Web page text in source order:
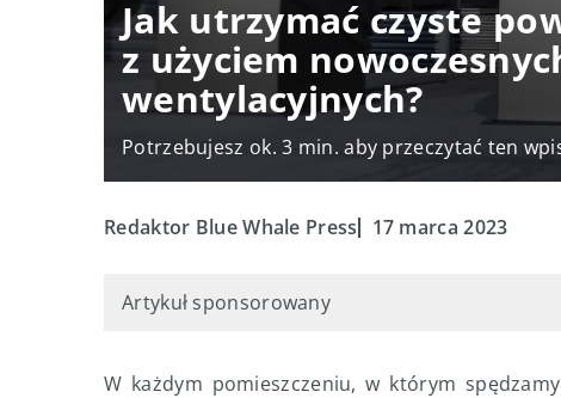
Jak utrzymać czyste
z użyciem
wentylacyjnych?
Potrzebujesz ok. 3 min. aby przeczytać ten
Redaktor Blue Whale Press 17 marca 2023
Artykuł sponsorowany
W każdym pomieszczeniu, w którym